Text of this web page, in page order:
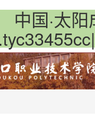
中国·太阳